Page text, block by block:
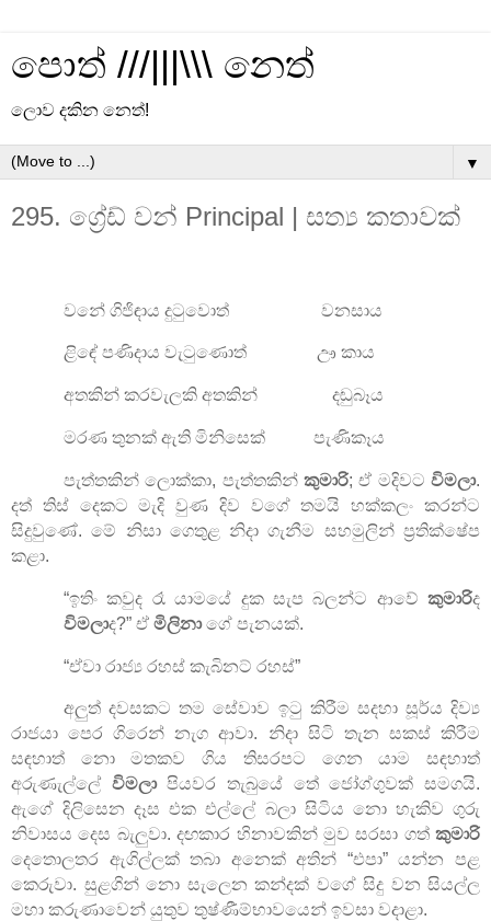
පොත් ///|||\\\ නෙත්
ලොව දකින නෙත්!
▼
295. ග්‍රේඩ් වන් Principal | සත්‍ය කතාවක්
වනේ ගිජිඳාය දුටුවොත් වනසාය
ළිඳේ පණිදාය වැටුණොත් ඌ කාය
අතකින් කරවැලකි අතකින් දඬුබෑය
මරණ තුනක් ඇති මිනිසෙක් පැණිකෑය
පැත්තකින් ලොක්කා, පැත්තකින් කුමාරි; ඒ මදිවට විමලා.
දත් තිස් දෙකට මැදි වුණ දිව වගේ තමයි හක්කලං කරන්ට
සිදුවුණේ. මේ නිසා ගෙතුළ නිදා ගැනීම සහමුලින් ප්‍රතික්ෂේප
කළා.
“ඉතිං කවුද රෑ යාමයේ දුක සැප බලන්ට ආවේ කුමාරිද
විමලාද?” ඒ මිලිනාගේ පැනයක්.
“ඒවා රාජ්‍ය රහස් කැබිනට් රහස්”
අලුත් දවසකට තම සේවාව ඉටු කිරීම සදහා සූර්ය දිව්‍ය
රාජයා පෙර ගිරෙන් නැග ආවා. නිදා සිටි තැන සකස් කිරීම
සඳහාත් නො මතකව ගිය තිසරපට ගෙන යාම සඳහාත්
අරුණැල්ලේ විමලාපියවර තැබුයේ තේ ජෝග්ගුවක් සමගයි.
ඇගේ දිලිසෙන දෑස එක එල්ලේ බලා සිටිය නො හැකිව ගුරු
නිවාසය දෙස බැලුවා. දඟකාර හිනාවකින් මුව සරසා ගත් කුමාරි
දෙතොලතර ඇගිල්ලක් තබා අනෙක් අතින් “එපා”යන්න පළ
කෙරුවා. සුළගින් නො සැලෙන කන්දක් වගේ සිදු වන සියල්ල
මහා කරුණාවෙන් යුතුව තුෂ්ණීම්භාවයෙන් ඉවසා වදාළා.